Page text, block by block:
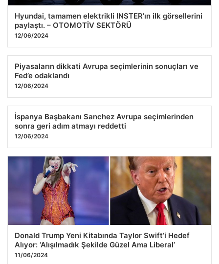
Hyundai, tamamen elektrikli INSTER’ın ilk görsellerini
paylaştı. – OTOMOTİV SEKTÖRÜ
12/06/2024
Piyasaların dikkati Avrupa seçimlerinin sonuçları ve
Fed’e odaklandı
12/06/2024
İspanya Başbakanı Sanchez Avrupa seçimlerinden
sonra geri adım atmayı reddetti
12/06/2024
Donald Trump Yeni Kitabında Taylor Swift’i Hedef
Alıyor: ‘Alışılmadık Şekilde Güzel Ama Liberal’
11/06/2024